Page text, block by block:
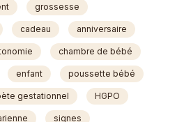
grossesse
cadeau anniversaire
chambre de bébé
enfant poussette bébé
gestationnel HGPO
signes